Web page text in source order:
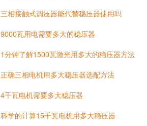
三相接触式调压器能代替稳压器使用吗
9000瓦用电需要多大的稳压器
1分钟了解1500瓦激光用多大的稳压器方法
正确三相电机用多大稳压器选配方法
4千瓦电机需要多大稳压器
科学的计算15千瓦电机用多大稳压器